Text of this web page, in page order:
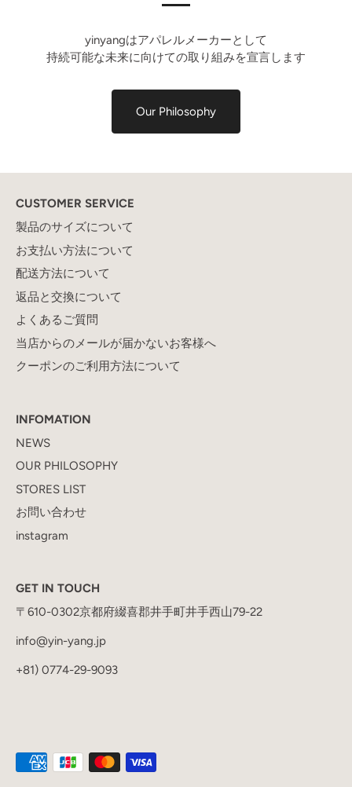
yinyangはアパレルメーカーとして
持続可能な未来に向けての取り組みを宣言します
Our Philosophy
CUSTOMER SERVICE
製品のサイズについて
お支払い方法について
配送方法について
返品と交換について
よくあるご質問
当店からのメールが届かないお客様へ
クーポンのご利用方法について
INFOMATION
NEWS
OUR PHILOSOPHY
STORES LIST
お問い合わせ
instagram
GET IN TOUCH
〒610-0302京都府綴喜郡井手町井手西山79-22
info@yin-yang.jp
+81) 0774-29-9093